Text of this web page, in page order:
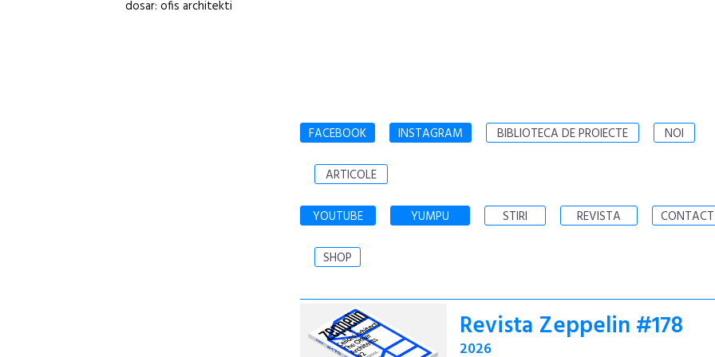
dosar: ofis architekti
FACEBOOK INSTAGRAM BIBLIOTECA DE PROIECTE NOI
ARTICOLE
YOUTUBE YUMPU STIRI REVISTA CONTACT
SHOP
Revista Zeppelin #178
2026